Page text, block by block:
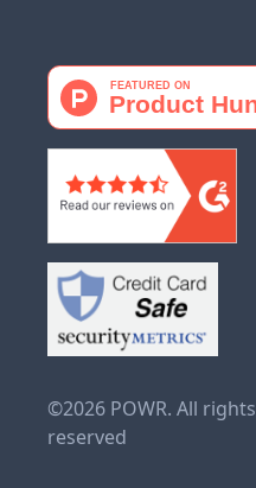
©2026 POWR. All rights
reserved